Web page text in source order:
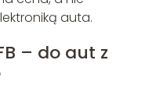
auta.
– do aut z